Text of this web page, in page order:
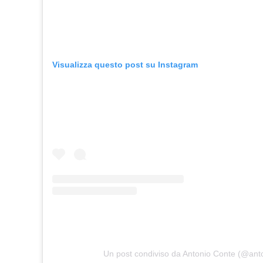
Visualizza questo post su Instagram
Un post condiviso da Antonio Conte